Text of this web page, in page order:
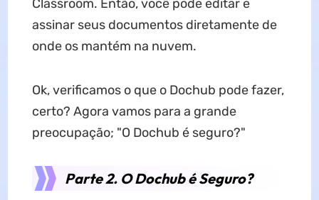
Classroom. Então, você pode editar e
assinar seus documentos diretamente de
onde os mantém na nuvem.
Ok, verificamos o que o Dochub pode fazer,
certo? Agora vamos para a grande
preocupação; "O Dochub é seguro?"
Parte 2. O Dochub é Seguro?